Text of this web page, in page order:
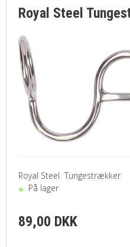
Royal Steel
Royal Steel Tungestrækker
På lager
89,00 DKK